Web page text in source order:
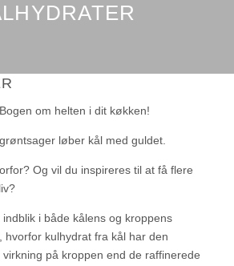
om helten i dit køkken!
løber kål med guldet.
Og vil du inspireres til at få flere
i både kålens og kroppens
hvorfor kulhydrat fra kål har den
på kroppen end de raffinerede